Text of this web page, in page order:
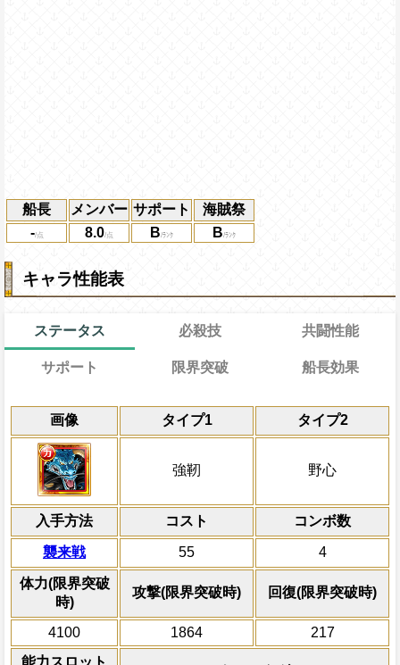
船長 メンバー サポート
海賊祭
-
8.0 B B
キャラ性能表
ステータス
画像 タイプ1 タイプ2
強靭 野心
入手方法 コスト コンボ数
襲来戦 55 4
体力(限界突破
時)
攻撃(限界突破時) 回復(限界突破時)
4100 1864
217
必殺技
通常 29→15ターン
限界突破
通常時
必殺発動時敵の数が多いほど敵全体のHP
に変換し、2ターンの間ターン内で与えた
上から力属性
の攻撃が2.25倍になる
上限突破
共闘性能
共闘性能
船長効果
冒険開始時の必殺タ
キャラの攻撃を
にし、他の属性キャ
ターン数：10
全ての防御効果・防
外のダメージを1にす
て敵全体に200万ダ
プレイヤーの一味の
属性スロットに変換
ーンを2短縮する
サポート
効果
自分の基礎ステータスの8%をサポート対
力属性 技属性 速属性属性
限界突破
力
習得する効果
自分の攻撃がPERFECT成功で次の
スロットが継続する
自分は吹き飛ばされない
自分のスロット封じを5ターン回復
ダメージを受けた次のターン、自分
+200される/被ダメージ量上昇状態を
船長効果
通常時
力属性の攻撃を3倍、体力を1.25倍、冒険